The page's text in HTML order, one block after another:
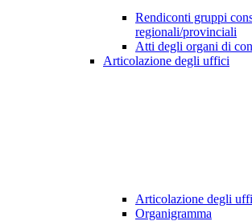
Rendiconti gruppi
regionali/provinciali
Atti degli organi di
Articolazione degli uffici
Articolazione degli
Organigramma